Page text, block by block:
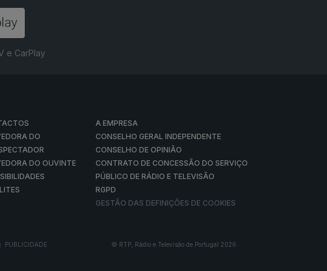
e CarPlay
DO
DO OUVINTE
A EMPRESA
CONSELHO GERAL INDEPENDENTE
CONSELHO DE OPINIÃO
CONTRATO DE CONCESSÃO DO SERVIÇO
PÚBLICO DE RÁDIO E TELEVISÃO
RGPD
GESTÃO DAS DEFINIÇÕES DE COOKIES
PUBLICIDADE © RTP, Rádio e Televisão de Portugal 2026